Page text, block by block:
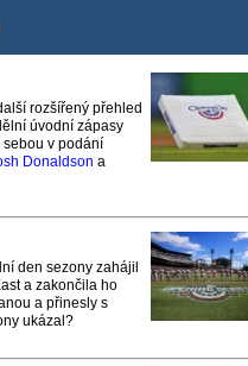
rozšířený přehled
úvodní zápasy
v podání
Donaldson a
den sezony zahájil
a zakončila ho
a přinesly s
ukázal?